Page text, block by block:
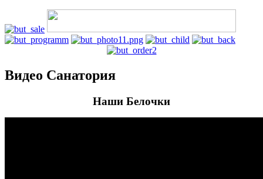
Видео Санатория
Наши Белочки